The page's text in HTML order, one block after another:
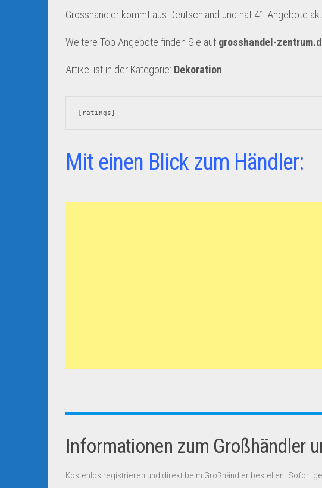
Grosshändler kommt aus Deutschland und hat 41 Angebote
Weitere Top Angebote finden Sie aufgrosshandel-
Artikel ist in der Kategorie: Dekoration
[ratings]
Mit einen Blick zum Händler:
Informationen zum Großhändler
Kostenlos registrieren und direkt beim Großhändler bestellen.